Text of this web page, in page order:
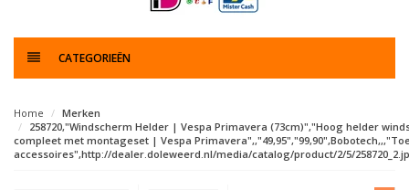
CATEGORIEËN
Home
Merken
258720,"Windscherm Helder | Vespa Primavera (73cm)","Hoog helder
compleet met montageset | Vespa
accessoires",http://dealer.doleweerd.nl/media/catalog/product/2/5/